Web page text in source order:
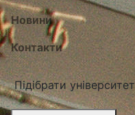
Новини
Контакти
Підібрати університет